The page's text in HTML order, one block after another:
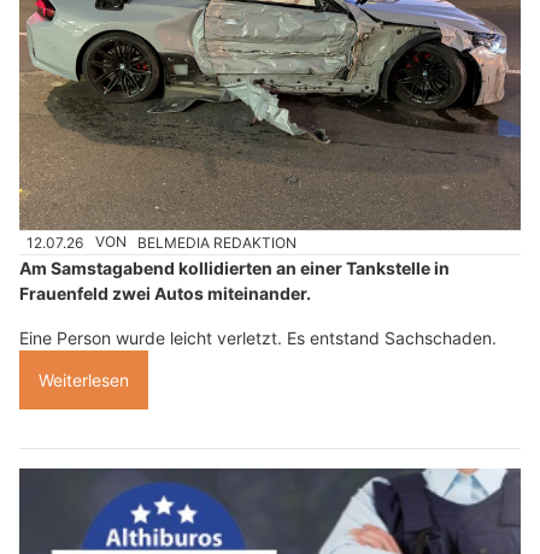
12.07.26 VON BELMEDIA REDAKTION
Am Samstagabend kollidierten an einer Tankstelle in
Frauenfeld zwei Autos miteinander.
Eine Person wurde leicht verletzt. Es entstand Sachschaden.
Weiterlesen